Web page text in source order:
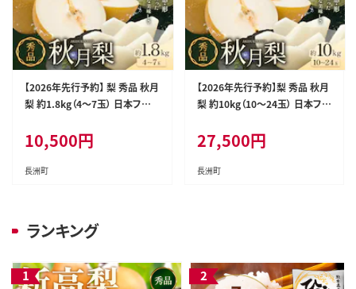
【2026年先行予約】 梨 秀品 秋月
梨 約1.8kg（4～7玉） 日本フル
本県 長洲町 なし 梨 果物 フルー
ツ デザート ギフト ご贈答---sn_
cnfakn_ac9_r8_10500_1800
10,500円
長洲町
【2026年先行予約】梨 秀品 秋月
梨 約10kg（10～24玉） 日本フル
本県 長洲町 なし 梨 果物 フルー
ツ デザート ギフト ご贈答---sn_
cnfakn_ac9_r8_27500_10kg-
27,500円
長洲町
ランキング